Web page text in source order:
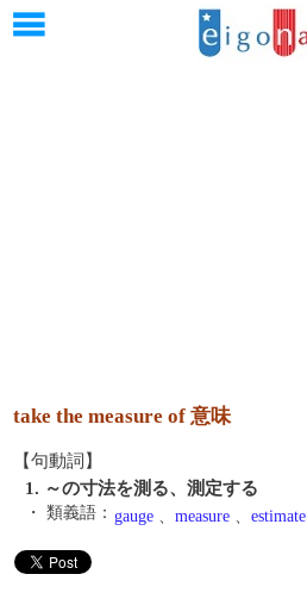
take the measure of 意味
【句動詞】
1. ～の寸法を測る、測定する
・ 類義語： gauge 、 measure 、 estimate